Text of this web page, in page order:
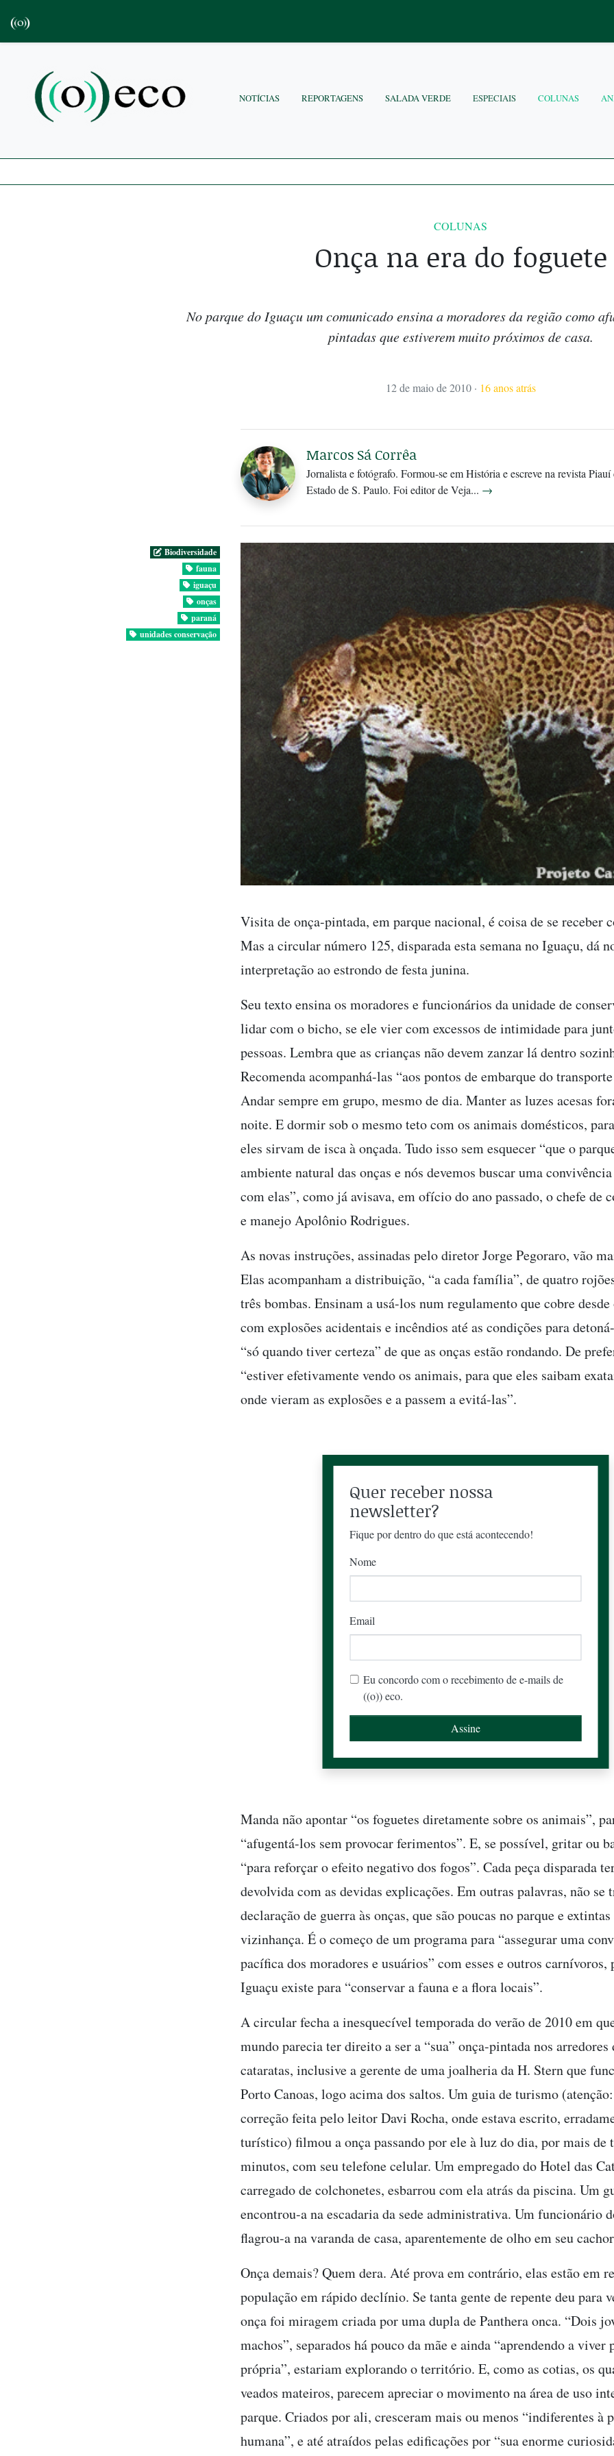
NOTÍCIAS REPORTAGENS SALADA VERDE ESPECIAIS COLUNAS
COLUNAS
Onça na era do foguete
No parque do Iguaçu um comunicado ensina a moradores da região como
pintadas que estiverem muito próximos de casa.
12 de maio de 2010 · 16 anos atrás
Marcos Sá Corrêa
Jornalista e fotógrafo. Formou-se em História e escreve na revista
Estado de S. Paulo. Foi editor de Veja... →
Biodiversidade
fauna
iguaçu
onças
paraná
unidades conservação
Visita de onça-pintada, em parque nacional, é coisa de se receber
Mas a circular número 125, disparada esta semana no Iguaçu, dá
interpretação ao estrondo de festa junina.
Seu texto ensina os moradores e funcionários da unidade de
lidar com o bicho, se ele vier com excessos de intimidade para
pessoas. Lembra que as crianças não devem zanzar lá dentro
Recomenda acompanhá-las “aos pontos de embarque do
Andar sempre em grupo, mesmo de dia. Manter as luzes acesas
noite. E dormir sob o mesmo teto com os animais domésticos,
eles sirvam de isca à onçada. Tudo isso sem esquecer “que o
ambiente natural das onças e nós devemos buscar uma
com elas”, como já avisava, em ofício do ano passado, o chefe de
e manejo Apolônio Rodrigues.
As novas instruções, assinadas pelo diretor Jorge Pegoraro, vão
Elas acompanham a distribuição, “a cada família”, de quatro
três bombas. Ensinam a usá-los num regulamento que cobre
com explosões acidentais e incêndios até as condições para
“só quando tiver certeza” de que as onças estão rondando. De
“estiver efetivamente vendo os animais, para que eles saibam
onde vieram as explosões e a passem a evitá-las”.
Quer receber nossa
newsletter?
Fique por dentro do que está acontecendo!
Nome
Email
Eu concordo com o recebimento de e-mails de
((o)) eco.
Manda não apontar “os foguetes diretamente sobre os animais”,
“afugentá-los sem provocar ferimentos”. E, se possível, gritar ou
“para reforçar o efeito negativo dos fogos”. Cada peça disparada
devolvida com as devidas explicações. Em outras palavras, não se
declaração de guerra às onças, que são poucas no parque e extintas
vizinhança. É o começo de um programa para “assegurar uma
pacífica dos moradores e usuários” com esses e outros carnívoros,
Iguaçu existe para “conservar a fauna e a flora locais”.
A circular fecha a inesquecível temporada do verão de 2010 em
mundo parecia ter direito a ser a “sua” onça-pintada nos arredores
cataratas, inclusive a gerente de uma joalheria da H. Stern que
Porto Canoas, logo acima dos saltos. Um guia de turismo
correção feita pelo leitor Davi Rocha, onde estava escrito,
turístico) filmou a onça passando por ele à luz do dia, por mais de
minutos, com seu telefone celular. Um empregado do Hotel das
carregado de colchonetes, esbarrou com ela atrás da piscina. Um
encontrou-a na escadaria da sede administrativa. Um funcionário
flagrou-a na varanda de casa, aparentemente de olho em seu
Onça demais? Quem dera. Até prova em contrário, elas estão em
população em rápido declínio. Se tanta gente de repente deu para
onça foi miragem criada por uma dupla de Panthera onca. “Dois
machos”, separados há pouco da mãe e ainda “aprendendo a viver
própria”, estariam explorando o território. E, como as cotias, os
veados mateiros, parecem apreciar o movimento na área de uso
parque. Criados por ali, cresceram mais ou menos “indiferentes à
humana”, e até atraídos pelas edificações por “sua enorme